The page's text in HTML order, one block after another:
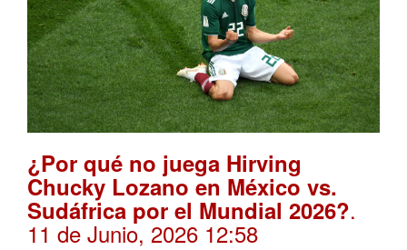
¿Por qué no juega Hirving
Chucky Lozano en México vs.
Sudáfrica por el Mundial 2026?.
11 de Junio, 2026 12:58